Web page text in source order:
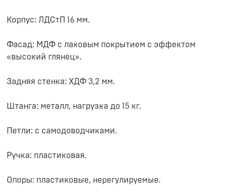
Корпус: ЛДСтП 16 мм.
Фасад: МДФ с лаковым покрытием с эффектом
«высокий глянец».
Задняя стенка: ХДФ 3,2 мм.
Штанга: металл, нагрузка до 15 кг.
Петли: с самодоводчиками.
Ручка: пластиковая.
Опоры: пластиковые, нерегулируемые.